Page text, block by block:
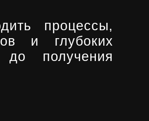
процессы,
и глубоких
получения